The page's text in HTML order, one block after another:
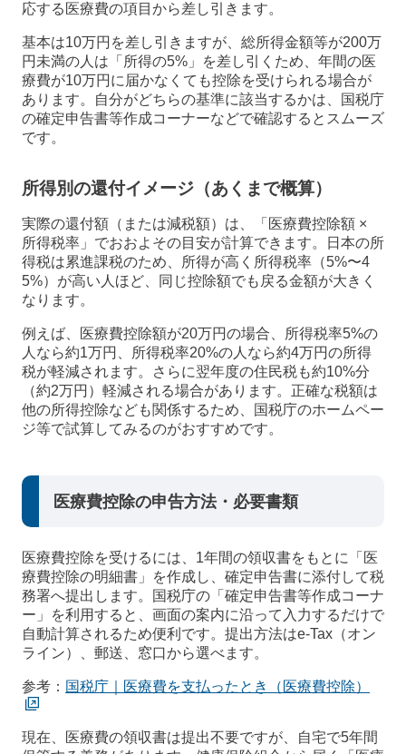
応する医療費の項目から差し引きます。
基本は10万円を差し引きますが、総所得金額等が200万
円未満の人は「所得の5%」を差し引くため、年間の医
療費が10万円に届かなくても控除を受けられる場合が
あります。自分がどちらの基準に該当するかは、国税庁
の確定申告書等作成コーナーなどで確認するとスムーズ
です。
所得別の還付イメージ（あくまで概算）
実際の還付額（または減税額）は、「医療費控除額 ×
所得税率」でおおよその目安が計算できます。日本の所
得税は累進課税のため、所得が高く所得税率（5%〜4
5%）が高い人ほど、同じ控除額でも戻る金額が大きく
なります。
例えば、医療費控除額が20万円の場合、所得税率5%の
人なら約1万円、所得税率20%の人なら約4万円の所得
税が軽減されます。さらに翌年度の住民税も約10%分
（約2万円）軽減される場合があります。正確な税額は
他の所得控除なども関係するため、国税庁のホームペー
ジ等で試算してみるのがおすすめです。
医療費控除の申告方法・必要書類
医療費控除を受けるには、1年間の領収書をもとに「医
療費控除の明細書」を作成し、確定申告書に添付して税
務署へ提出します。国税庁の「確定申告書等作成コーナ
ー」を利用すると、画面の案内に沿って入力するだけで
自動計算されるため便利です。提出方法はe-Tax（オン
ライン）、郵送、窓口から選べます。
参考： 国税庁｜医療費を支払ったとき（医療費控除）
現在、医療費の領収書は提出不要ですが、自宅で5年間